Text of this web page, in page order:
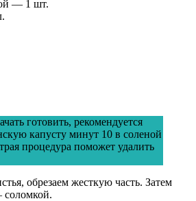
— 1 шт.
готовить, рекомендуется
капусту минут 10 в соленой
процедура поможет удалить
обрезаем жесткую часть. Затем
соломкой.